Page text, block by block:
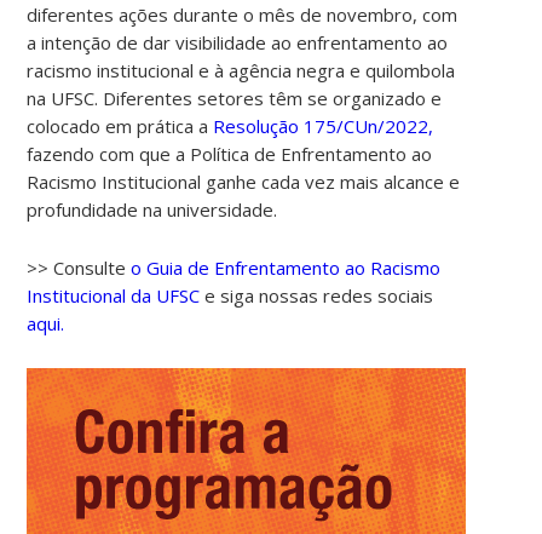
diferentes ações durante o mês de novembro, com
a intenção de dar visibilidade ao enfrentamento ao
racismo institucional e à agência negra e quilombola
na UFSC. Diferentes setores têm se organizado e
colocado em prática a Resolução 175/CUn/2022,
fazendo com que a Política de Enfrentamento ao
Racismo Institucional ganhe cada vez mais alcance e
profundidade na universidade.
>> Consulteo Guia de Enfrentamento ao Racismo
Institucional da UFSC e siga nossas redes sociais
aqui.